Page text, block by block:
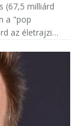
(67,5 milliárd
a "pop
az életrajzi